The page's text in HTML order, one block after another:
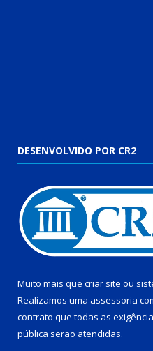
DESENVOLVIDO POR CR2
Muito mais que criar site ou
Realizamos uma assessoria
contrato que todas as
pública serão atendidas.